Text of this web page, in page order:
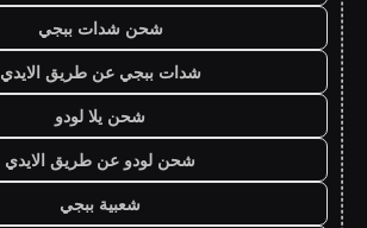
شحن شدات ببجي
شدات ببجي عن طريق الايدي
شحن يلا لودو
شحن لودو عن طريق الايدي
شعبية ببجي